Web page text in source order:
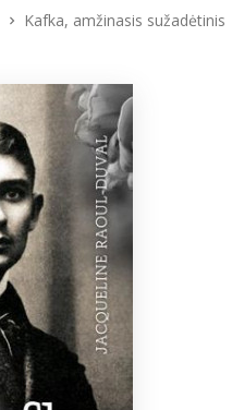
Kafka, amžinasis sužadėtinis